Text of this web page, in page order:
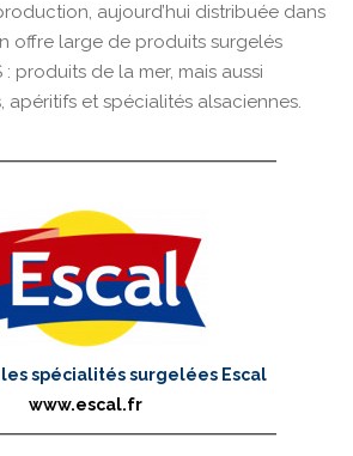
aujourd’hui distribuée dans
offre large de produits surgelés
produits de la mer, mais aussi
apéritifs et spécialités alsaciennes.
les spécialités surgelées Escal
www.escal.fr